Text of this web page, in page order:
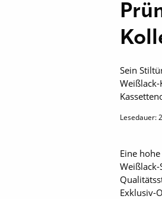
Sein
Lesedauer:2
Eine
Exklusiv-